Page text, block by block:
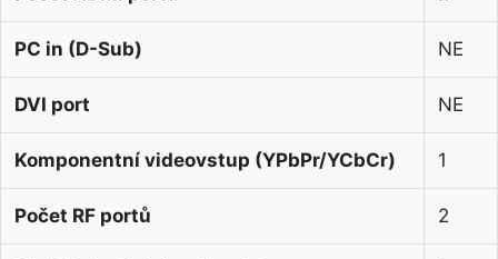
PC in (D-Sub) NE
DVI port NE
Komponentní videovstup (YPbPr/YCbCr) 1
Počet RF portů 2